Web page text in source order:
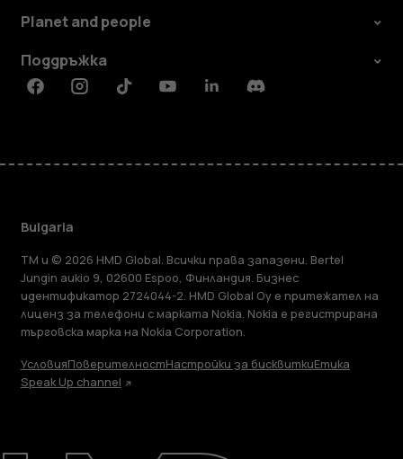
Информация
Planet and people
Поддръжка
FacebookInstagramTiktokYoutubeLinkedinDiscord
Bulgaria
TM и © 2026 HMD Global. Всички права запазени. Bertel
Jungin aukio 9, 02600 Espoo, Финландия. Бизнес
идентификатор 2724044-2. HMD Global Oy е притежател на
лиценз за телефони с марката Nokia. Nokia е регистрирана
търговска марка на Nokia Corporation.
УсловияПоверителностНастройки за бисквиткиЕтика
Speak Up channel